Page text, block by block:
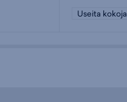
Useita kokoja